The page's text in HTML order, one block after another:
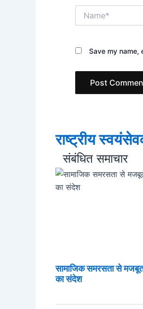
Save my name,
राष्ट्रीय
संबंधित समाचार
सामाजिक समरसता से मजबूत
का संदेश